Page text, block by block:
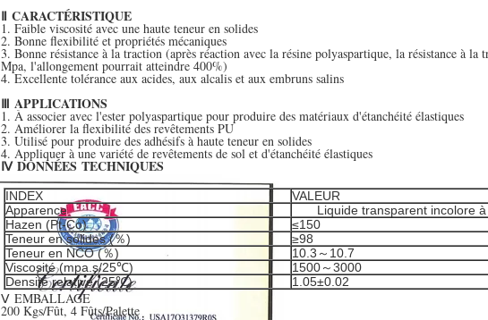
Ⅱ CARACTÉRISTIQUE
1. Faible viscosité avec une haute teneur en solides
2. Bonne flexibilité et propriétés mécaniques
3. Bonne résistance à la traction (après réaction avec la résine polyaspartique, la résistance à la
Mpa, l'allongement pourrait atteindre 400%)
4. Excellente tolérance aux acides, aux alcalis et aux embruns salins
Ⅲ APPLICATIONS
1. À associer avec l'ester polyaspartique pour produire des matériaux d'étanchéité élastiques
2. Améliorer la flexibilité des revêtements PU
3. Utilisé pour produire des adhésifs à haute teneur en solides
4. Appliquer à une variété de revêtements de sol et d'étanchéité élastiques
Ⅳ DONNÉES TECHNIQUES
INDEX
VALEUR
Apparence
Liquide transparent incolore
Hazen (Pt-Co)
≤150
Teneur en solides (％)
≥98
Teneur en NCO (％)
10.3～10.7
Viscosité (mpa.s/25℃)
1500～3000
Densité relative (25℃)
1.05±0.02
Ⅴ EMBALLAGE
200 Kgs/Fût, 4 Fûts/Palette